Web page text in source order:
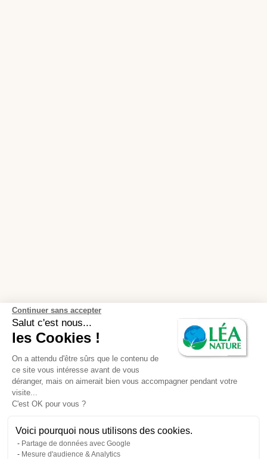
Continuer sans accepter
Salut c'est nous...
les Cookies !
On a attendu d'être sûrs que le contenu de
ce site vous intéresse avant de vous
déranger, mais on aimerait bien vous accompagner pendant votre
visite...
C'est OK pour vous ?
Voici pourquoi nous utilisons des cookies.
Partage de données avec Google
Mesure d'audience & Analytics